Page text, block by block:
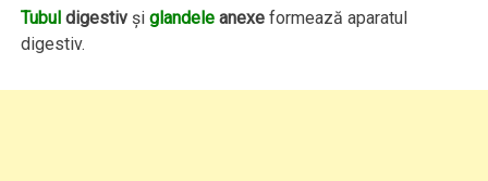
Tubul digestiv şi glandele anexe formează aparatul
digestiv.